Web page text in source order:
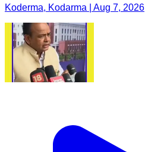
Koderma, Kodarma | Aug 7, 2026